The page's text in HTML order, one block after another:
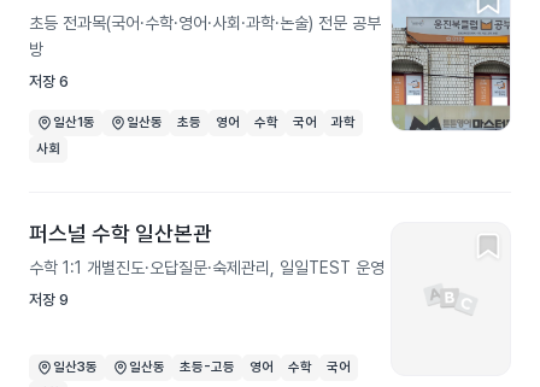
초등 전과목(국어·수학·영어·사회·과학·논술) 전문 공부
방
저장 6
일산1동 일산동 초등 영어 수학 국어
과학
사회
퍼스널 수학 일산본관
수학 1:1 개별진도·오답질문·숙제관리, 일일TEST 운영
저장 9
일산3동 일산동 초등-고등 영어 수학
국어